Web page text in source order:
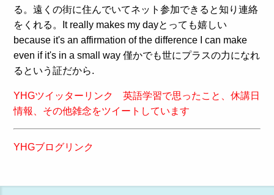
る。遠くの街に住んでいてネット参加できると知り連絡
をくれる。It really makes my dayとっても嬉しい
because it's an affirmation of the difference I can make
even if it's in a small way 僅かでも世にプラスの力になれ
るという証だから.
YHGツイッターリンク 英語学習で思ったこと、休講日
情報、その他雑念をツイートしています
YHGブログリンク